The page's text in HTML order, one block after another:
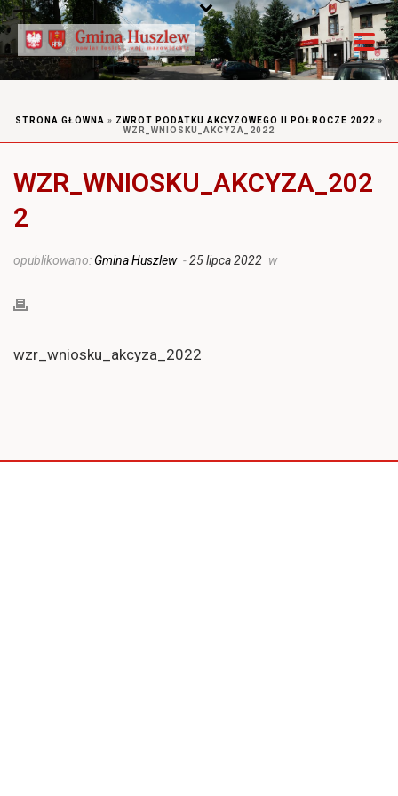
STRONA GŁÓWNA » ZWROT PODATKU AKCYZOWEGO II PÓŁROCZE 2022 »
WZR_WNIOSKU_AKCYZA_2022
WZR_WNIOSKU_AKCYZA_202
2
opublikowano: Gmina Huszlew -25 lipca 2022 w
wzr_wniosku_akcyza_2022